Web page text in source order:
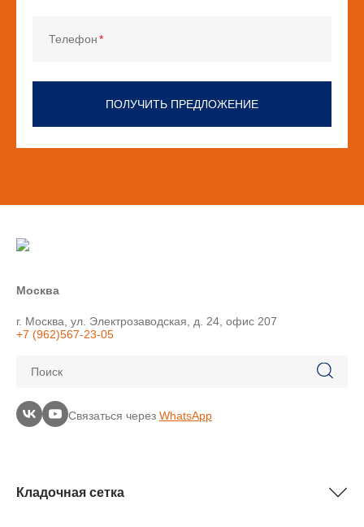
Телефон
ПОЛУЧИТЬ ПРЕДЛОЖЕНИЕ
Москва
г. Москва, ул. Электрозаводская, д. 24, офис 207
+7 (962)567-23-05
Поиск
Связаться через WhatsApp
Кладочная сетка